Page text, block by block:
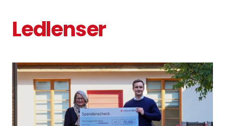
Ledlenser